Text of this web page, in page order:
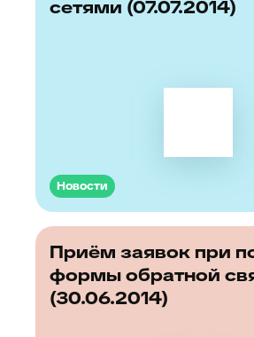
сетями (07.07.2014)
Новости
Приём заявок при
формы обратной
(30.06.2014)